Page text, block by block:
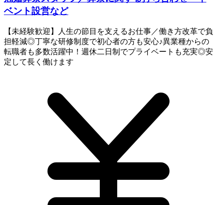
ベント設営など
【未経験歓迎】人生の節目を支えるお仕事／働き方改革で負
担軽減◎丁寧な研修制度で初心者の方も安心♪異業種からの
転職者も多数活躍中！週休二日制でプライベートも充実◎安
定して長く働けます